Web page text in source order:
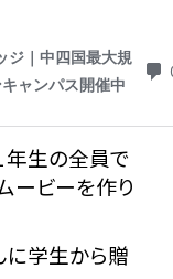
年生の全員で
ービーを作り
学生から贈